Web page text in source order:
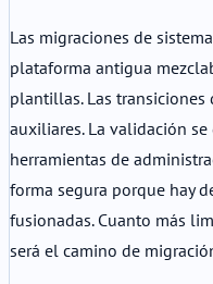
Las migraciones de
plataforma antigua
plantillas. Las transiciones
auxiliares. La validación
herramientas de
forma segura porque hay
fusionadas. Cuanto más
será el camino de